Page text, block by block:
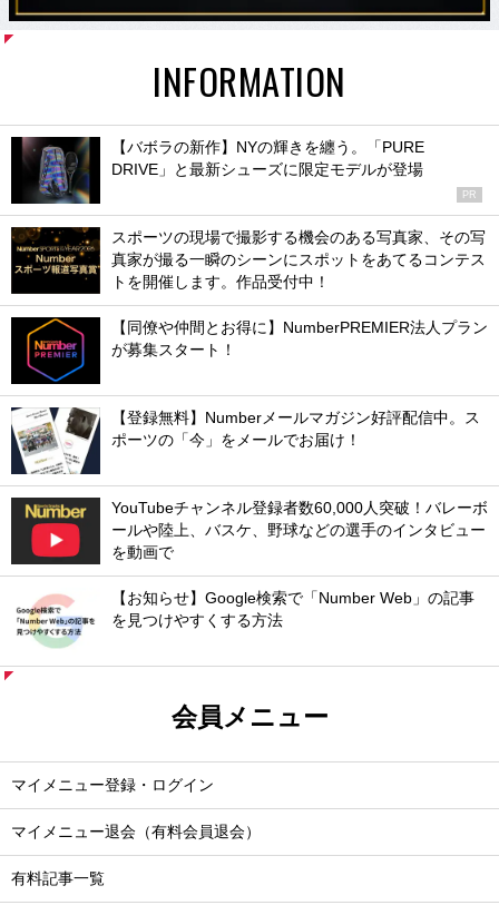
INFORMATION
【バボラの新作】NYの輝きを纏う。「PURE
DRIVE」と最新シューズに限定モデルが登場
PR
スポーツの現場で撮影する機会のある写真家、その写
真家が撮る一瞬のシーンにスポットをあてるコンテス
トを開催します。作品受付中！
【同僚や仲間とお得に】NumberPREMIER法人プラン
が募集スタート！
【登録無料】Numberメールマガジン好評配信中。ス
ポーツの「今」をメールでお届け！
YouTubeチャンネル登録者数60,000人突破！バレーボ
ールや陸上、バスケ、野球などの選手のインタビュー
を動画で
【お知らせ】Google検索で「Number Web」の記事
を見つけやすくする方法
会員メニュー
マイメニュー登録・ログイン
マイメニュー退会（有料会員退会）
有料記事一覧